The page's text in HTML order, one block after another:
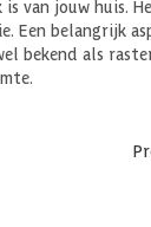
van jouw huis.
belangrijk
bekend als